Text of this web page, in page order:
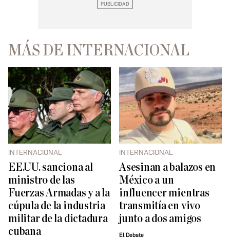
MÁS DE INTERNACIONAL
INTERNACIONAL
EE.UU. sanciona al
ministro de las
Fuerzas Armadas y a la
cúpula de la industria
militar de la dictadura
cubana
INTERNACIONAL
Asesinan a balazos en
México a un
influencer mientras
transmitía en vivo
junto a dos amigos
El Debate